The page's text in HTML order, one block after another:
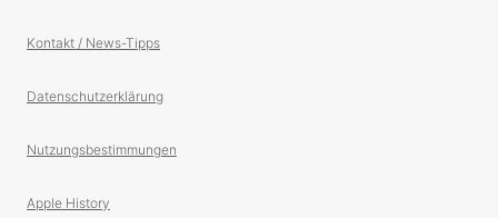
Kontakt / News-Tipps
Datenschutzerklärung
Nutzungsbestimmungen
Apple History